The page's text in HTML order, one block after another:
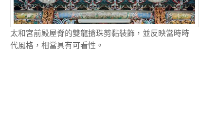
太和宮前殿屋脊的雙龍搶珠剪黏裝飾，並反映當時時
代風格，相當具有可看性。